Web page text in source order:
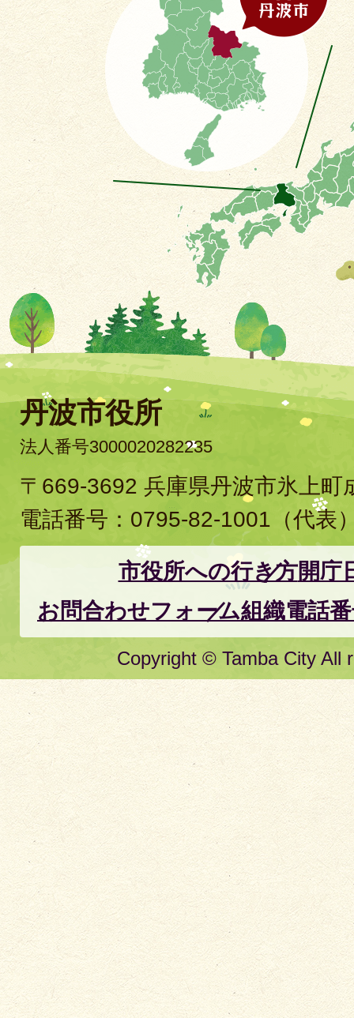
丹波市役所
法人番号3000020282235
〒669-3692 兵庫県丹波市氷上町
電話番号： 0795-82-1001 （代表
市役所への行き方開庁
お問合わせフォーム組織電話
Copyright © Tamba City All